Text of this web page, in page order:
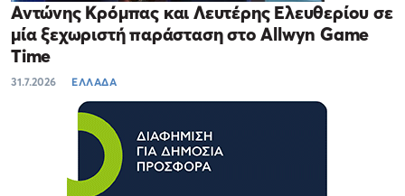
Αντώνης Κρόμπας και Λευτέρης Ελευθερίου σε
μία ξεχωριστή παράσταση στο Allwyn Game
Time
31.7.2026 ΕΛΛΑΔΑ